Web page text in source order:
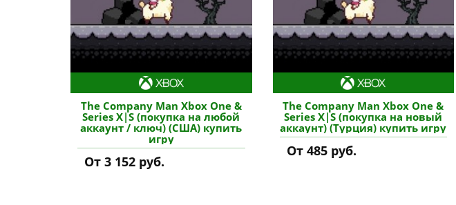
The Company Man Xbox One &
Series X|S (покупка на любой
аккаунт / ключ) (США) купить
игру
От 3 152 руб.
The Company Man Xbox One &
Series X|S (покупка на новый
аккаунт) (Турция) купить игру
От 485 руб.